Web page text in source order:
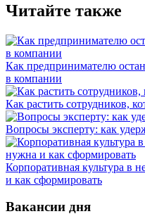
Читайте также
Как предпринимателю
в компании
Как растить сотрудников,
Вопросы эксперту: как
Корпоративная культура в
и как сформировать
Вакансии дня